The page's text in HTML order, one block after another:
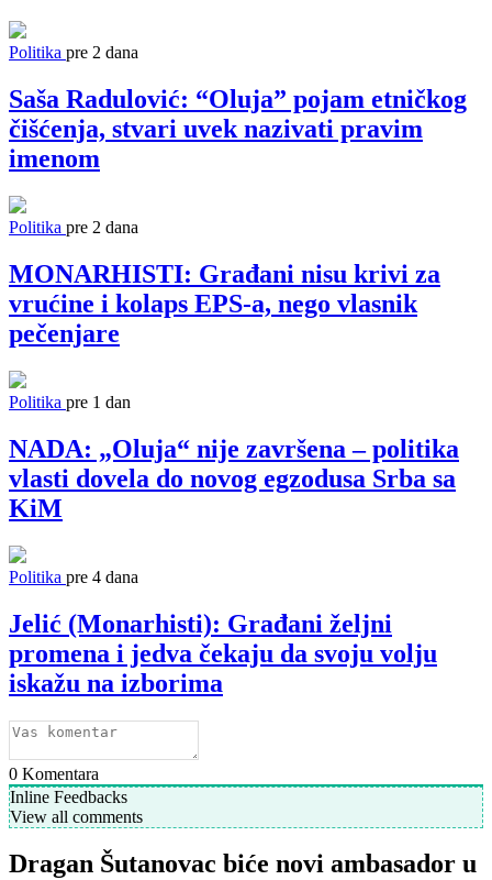
Politika pre 2 dana
Saša Radulović: “Oluja” pojam etničkog
čišćenja, stvari uvek nazivati pravim
imenom
Politika pre 2 dana
MONARHISTI: Građani nisu krivi za
vrućine i kolaps EPS-a, nego vlasnik
pečenjare
Politika pre 1 dan
NADA: „Oluja“ nije završena – politika
vlasti dovela do novog egzodusa Srba sa
KiM
Politika pre 4 dana
Jelić (Monarhisti): Građani željni
promena i jedva čekaju da svoju volju
iskažu na izborima
0 Komentara
Inline Feedbacks
View all comments
Dragan Šutanovac biće novi ambasador u